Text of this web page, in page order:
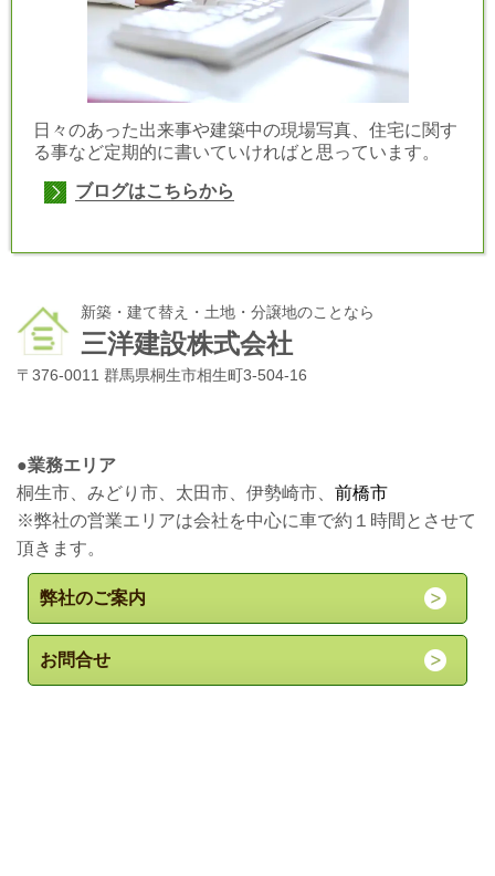
日々のあった出来事や建築中の現場写真、住宅に関す
る事など定期的に書いていければと思っています。
ブログはこちらから
新築・建て替え・土地・分譲地のことなら
三洋建設株式会社
〒376-0011 群馬県桐生市相生町3-504-16
●業務エリア
桐生市、みどり市、太田市、伊勢崎市、 前橋市
※弊社の営業エリアは会社を中心に車で約１時間とさせて
頂きます。
弊社のご案内
お問合せ